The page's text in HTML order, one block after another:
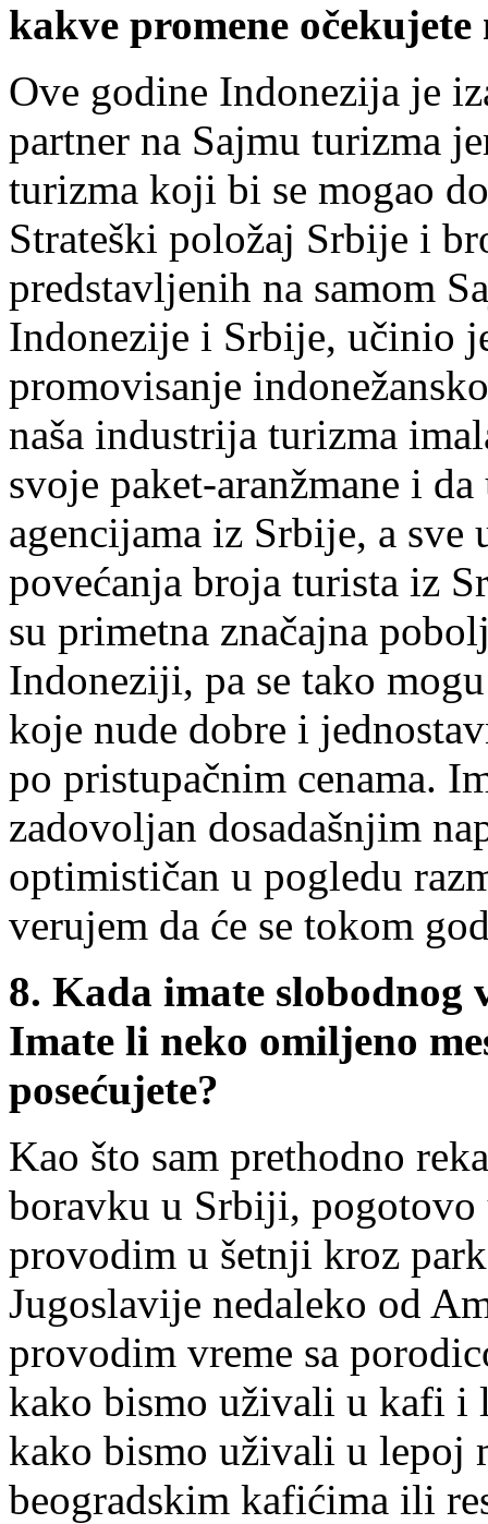
kakve promene
Ove godine Indonezija je
partner na Sajmu turizma
turizma koji bi se mogao
Strateški položaj Srbije i
predstavljenih na samom
Indonezije i Srbije, učinio
promovisanje
naša industrija turizma
svoje paket-aranžmane i
agencijama iz Srbije, a
povećanja broja turista iz
su primetna značajna
Indoneziji, pa se tako
koje nude dobre i
po pristupačnim cenama.
zadovoljan dosadašnjim
optimističan u pogledu
verujem da će se tokom
8. Kada imate slobodnog
Imate li neko omiljeno
posećujete?
Kao što sam prethodno
boravku u Srbiji, pogotovo
provodim u šetnji kroz
Jugoslavije nedaleko od
provodim vreme sa
kako bismo uživali u kafi i
kako bismo uživali u lepoj
beogradskim kafićima ili